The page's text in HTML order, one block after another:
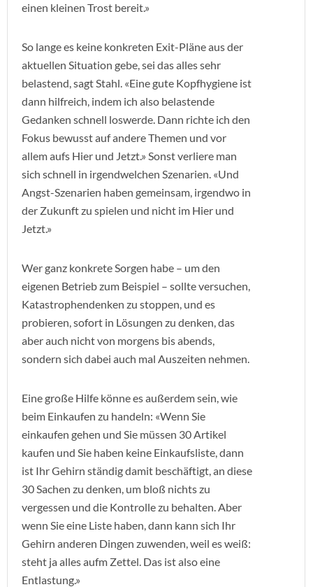
einen kleinen Trost bereit.»
So lange es keine konkreten Exit-Pläne aus der
aktuellen Situation gebe, sei das alles sehr
belastend, sagt Stahl. «Eine gute Kopfhygiene ist
dann hilfreich, indem ich also belastende
Gedanken schnell loswerde. Dann richte ich den
Fokus bewusst auf andere Themen und vor
allem aufs Hier und Jetzt.» Sonst verliere man
sich schnell in irgendwelchen Szenarien. «Und
Angst-Szenarien haben gemeinsam, irgendwo in
der Zukunft zu spielen und nicht im Hier und
Jetzt.»
Wer ganz konkrete Sorgen habe – um den
eigenen Betrieb zum Beispiel – sollte versuchen,
Katastrophendenken zu stoppen, und es
probieren, sofort in Lösungen zu denken, das
aber auch nicht von morgens bis abends,
sondern sich dabei auch mal Auszeiten nehmen.
Eine große Hilfe könne es außerdem sein, wie
beim Einkaufen zu handeln: «Wenn Sie
einkaufen gehen und Sie müssen 30 Artikel
kaufen und Sie haben keine Einkaufsliste, dann
ist Ihr Gehirn ständig damit beschäftigt, an diese
30 Sachen zu denken, um bloß nichts zu
vergessen und die Kontrolle zu behalten. Aber
wenn Sie eine Liste haben, dann kann sich Ihr
Gehirn anderen Dingen zuwenden, weil es weiß:
steht ja alles aufm Zettel. Das ist also eine
Entlastung.»